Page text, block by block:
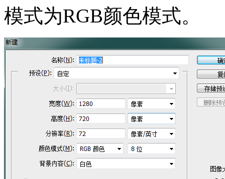
模式为RGB颜色模式。